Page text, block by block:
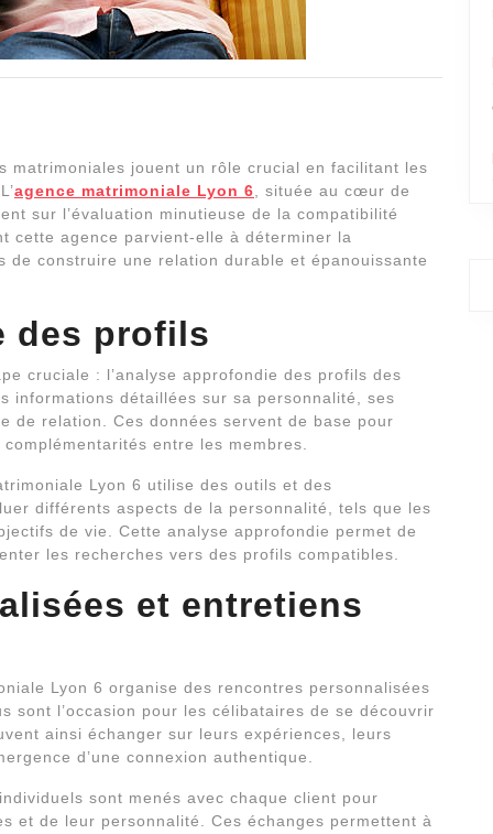
matrimoniales jouent un rôle crucial en facilitant les
agence matrimoniale Lyon 6 , située au cœur de
sur l’évaluation minutieuse de la compatibilité
cette agence parvient-elle à déterminer la
de construire une relation durable et épanouissante
des profils
cruciale : l’analyse approfondie des profils des
informations détaillées sur sa personnalité, ses
de relation. Ces données servent de base pour
entre les membres.
Lyon 6 utilise des outils et des
différents aspects de la personnalité, tels que les
de vie. Cette analyse approfondie permet de
les recherches vers des profils compatibles.
et entretiens
Lyon 6 organise des rencontres personnalisées
sont l’occasion pour les célibataires de se découvrir
ainsi échanger sur leurs expériences, leurs
d’une connexion authentique.
sont menés avec chaque client pour
et de leur personnalité. Ces échanges permettent à